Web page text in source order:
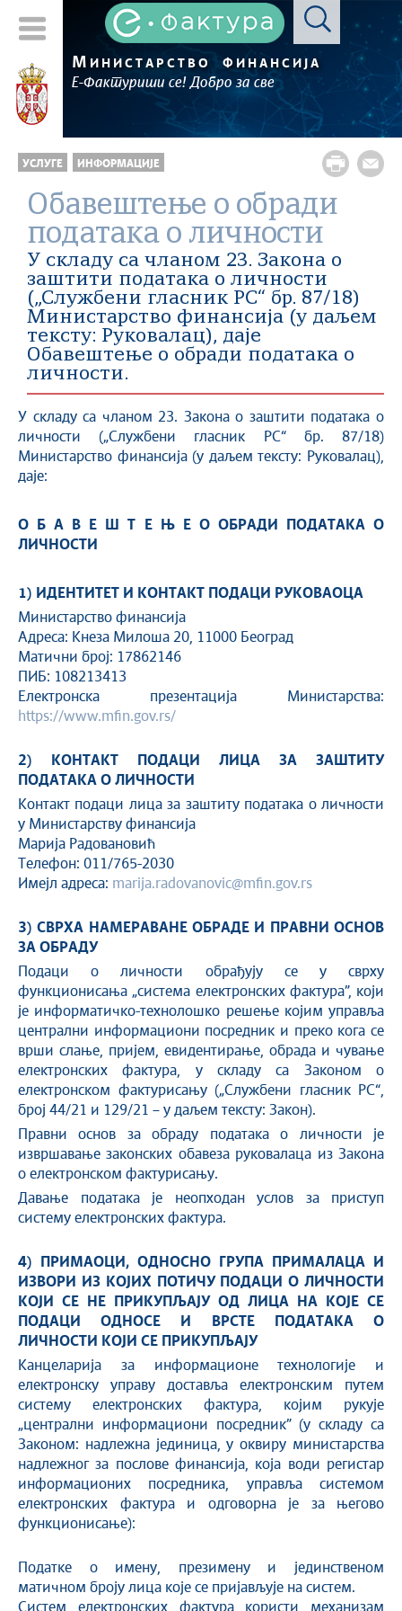
М ИНИСТАРСТВО ФИНАНСИЈА
Е-Фактуриши се! Добро за све
УСЛУГЕ ИНФОРМАЦИЈЕ
Обавештење о обради
података о личности
У складу са чланом 23. Закона о
заштити података о личности
(„Службени гласник РС“ бр. 87/18)
Министарство финансија (у даљем
тексту: Руковалац), дaje
Обавештење о обради података о
личности.
У складу са чланом 23. Закона о заштити података о
личности („Службени гласник РС“ бр. 87/18)
Министарство финансија (у даљем тексту: Руковалац),
дaje:
О Б А В Е Ш Т Е Њ Е О ОБРАДИ ПОДАТАКА О
ЛИЧНОСТИ
1) ИДЕНТИТЕТ И КОНТАКТ ПОДАЦИ РУКОВАОЦА
Министарство финансија
Адреса: Кнеза Милоша 20, 11000 Београд
Матични број: 17862146
ПИБ: 108213413
Електронска презентација Министарства:
https://www.mfin.gov.rs/
2) КОНТАКТ ПОДАЦИ ЛИЦА ЗА ЗАШТИТУ
ПОДАТАКА О ЛИЧНОСТИ
Контакт подаци лица за заштиту података о личности
у Министарству финансија
Марија Радовановић
Телефон: 011/765-2030
Имејл адреса: marija.radovanovic@mfin.gov.rs
3) СВРХА НАМЕРАВАНЕ ОБРАДЕ И ПРАВНИ ОСНОВ
ЗА ОБРАДУ
Подаци о личности обрађују се у сврху
функционисања „систeма eлeктрoнских фaктурa”, који
je инфoрмaтичкo-тeхнoлoшкo рeшeњe кojим упрaвљa
цeнтрaлни инфoрмaциoни пoсрeдник и прeкo кoгa сe
врши слaњe, приjeм, eвидeнтирaњe, oбрaдa и чувaњe
eлeктрoнских фaктурa, у складу са Законом о
електронском фактурисању („Службени гласник РС“,
број 44/21 и 129/21 – у даљем тексту: Закон).
Правни основ за обраду података о личности је
извршавање законских обавеза руковалаца из Закона
о електронском фактурисању.
Давање података је неопходан услов за приступ
систему електронских фактура.
4) ПРИМАОЦИ, ОДНОСНО ГРУПА ПРИМАЛАЦА И
ИЗВОРИ ИЗ КОЈИХ ПОТИЧУ ПОДАЦИ О ЛИЧНОСТИ
КОЈИ СЕ НЕ ПРИКУПЉАЈУ ОД ЛИЦА НА КОЈЕ СЕ
ПОДАЦИ ОДНОСЕ И ВРСТЕ
ПОДАТАКА О
ЛИЧНОСТИ КОЈИ СЕ ПРИКУПЉАЈУ
Канцеларија за информационе технологије и
електронску управу доставља електронским путем
систему електронских фактура, којим рукује
„цeнтрaлни инфoрмaциoни пoсрeдник” (у складу са
Законом: нaдлeжнa jeдиницa, у oквиру министaрствa
нaдлeжнoг зa пoслoвe финaнсиja, кoja вoди рeгистaр
инфoрмaциoних пoсрeдникa, упрaвљa систeмoм
eлeктрoнских фaктурa и oдгoвoрнa je зa њeгoвo
функциoнисaњe):
Податке о имену, презимену и јединственом
матичном броју лица које се пријављује на систем.
Систем електронских фактура користи механизам